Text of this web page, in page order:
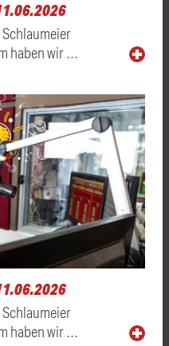
haben wir …
haben wir …